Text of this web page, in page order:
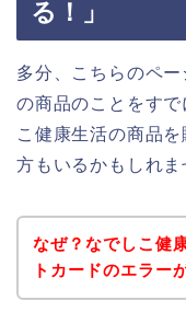
る！」
多分、こちらのペ
の商品のことをす
こ健康生活の商品
方もいるかもしれま
なぜ？なでしこ健
トカードのエラー